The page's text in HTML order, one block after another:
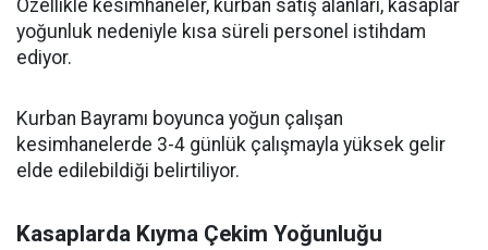
Özellikle kesimhaneler, kurban satış alanları, kasaplar
yoğunluk nedeniyle kısa süreli personel istihdam
ediyor.
Kurban Bayramı boyunca yoğun çalışan
kesimhanelerde 3-4 günlük çalışmayla yüksek gelir
elde edilebildiği belirtiliyor.
Kasaplarda Kıyma Çekim Yoğunluğu